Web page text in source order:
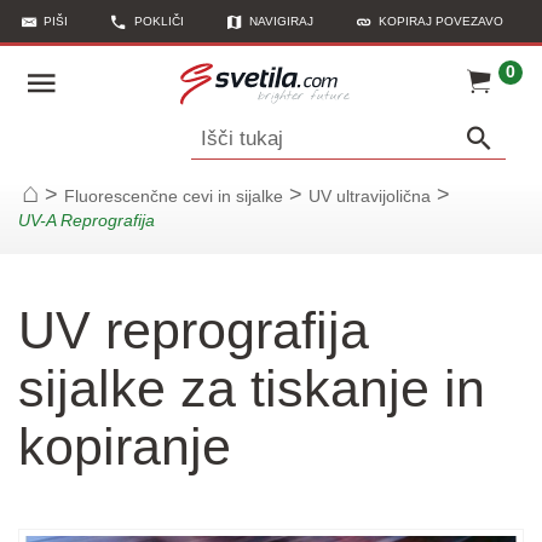
PIŠI POKLIČI NAVIGIRAJ KOPIRAJ POVEZAVO
0
Išči tukaj
Začetna stran
> Fluorescenčne cevi in sijalke > UV ultravijolična >
UV-A Reprografija
UV reprografija
sijalke za tiskanje in
kopiranje